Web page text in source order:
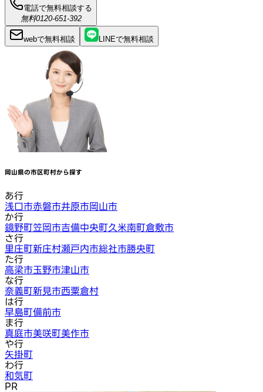
電話で無料相談する
無料0120-651-392
webで無料相談 LINEで無料相談
岡山県の市区町村から探す
あ行
浅口市赤磐市井原市岡山市
か行
鏡野町笠岡市吉備中央町久米南町倉敷市
さ行
里庄町新庄村瀬戸内市総社市勝央町
た行
高梁市玉野市津山市
な行
奈義町新見市西粟倉村
は行
早島町備前市
ま行
真庭市美咲町美作市
や行
矢掛町
わ行
和気町
PR